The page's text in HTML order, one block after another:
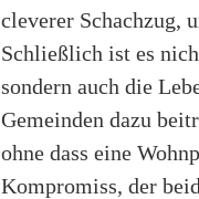
cleverer Schachzug,
Schließlich ist es
sondern auch die
Gemeinden dazu
ohne dass eine
Kompromiss, der